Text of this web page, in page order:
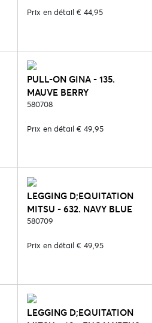
Prix en détail € 44,95
PULL-ON GINA - 135.
MAUVE BERRY
580708
Prix en détail € 49,95
LEGGING D;EQUITATION
MITSU - 632. NAVY BLUE
580709
Prix en détail € 49,95
LEGGING D;EQUITATION